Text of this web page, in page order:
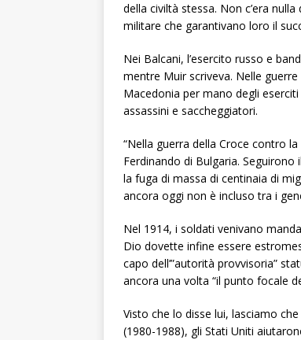
della civiltà stessa. Non c’era
militare che garantivano loro il
Nei Balcani, l’esercito russo e
mentre Muir scriveva. Nelle
Macedonia per mano degli
assassini e saccheggiatori.
“Nella guerra della Croce contro
Ferdinando di Bulgaria.
la fuga di massa di centinaia di
ancora oggi non è incluso tra i
Nel 1914, i soldati venivano
Dio dovette infine essere
capo dell’”autorità provvisoria”
ancora una volta “il punto focale
Visto che lo disse lui, lasciamo
(1980-1988), gli Stati Uniti